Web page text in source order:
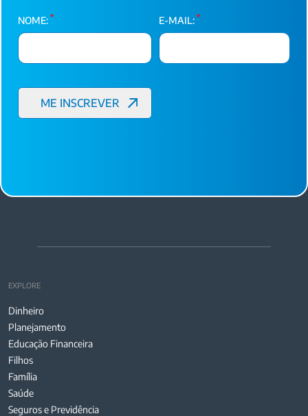
NOME: * E-MAIL: *
EXPLORE
Dinheiro
Planejamento
Educação Financeira
Filhos
Família
Saúde
Seguros e Previdência